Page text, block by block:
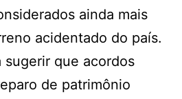
ainda mais
acidentado do país.
sugerir que acordos
de patrimônio